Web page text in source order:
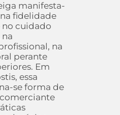
manifesta-
fidelidade
cuidado
na
perante
Em
essa
se forma de